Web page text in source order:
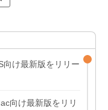
向け最新版をリリー
向け最新版をリリ